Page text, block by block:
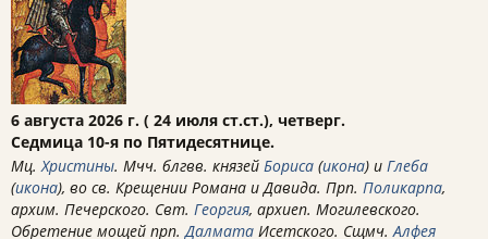
6 августа 2026 г. ( 24 июля ст.ст.), четверг.
Седмица 10-я по Пятидесятнице.
Мц.Христины. Мчч. блгвв. князей Бориса (икона) и Глеба
(икона), во св. Крещении Романа и Давида. Прп. Поликарпа,
архим. Печерского. Свт. Георгия, архиеп. Могилевского.
Обретение мощей прп.Далмата Исетского. Сщмч.Алфея